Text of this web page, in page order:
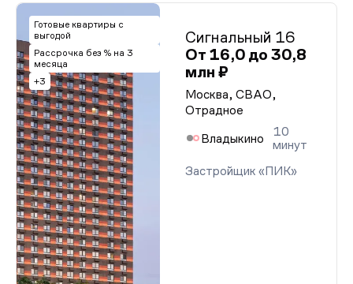
Готовые квартиры с
выгодой
Рассрочка без % на 3
месяца
+3
Сигнальный 16
От 16,0 до 30,8
млн ₽
Москва, СВАО,
Отрадное
Владыкино
10
минут
Застройщик «ПИК»